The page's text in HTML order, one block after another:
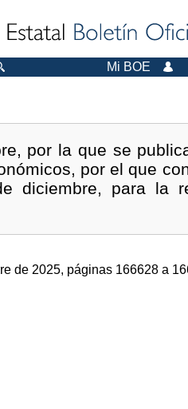
Mi BOE
por la que se
por el que
diciembre, para la
de 2025, páginas 166628 a